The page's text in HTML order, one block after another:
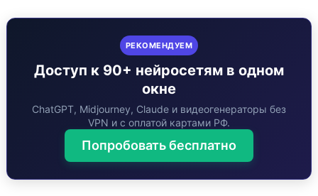
РЕКОМЕНДУЕМ
Доступ к 90+ нейросетям в одном
окне
ChatGPT, Midjourney, Claude и видеогенераторы без
VPN и с оплатой картами РФ.
Попробовать бесплатно